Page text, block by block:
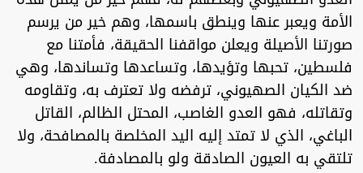
الأمة ويعبر عنها وينطق باسمها، وهم خير من يرسم
صورتنا الأصيلة ويعلن مواقفنا الحقيقة، فأمتنا مع
فلسطين، تحبها وتؤيدها، وتساعدها وتساندها، وهي
ضد الكيان الصهيوني، ترفضه ولا تعترف به، وتقاومه
وتقاتله، فهو العدو الغاصب، المحتل الظالم، القاتل
الباغي، الذي لا تمتد إليه اليد المخلصة بالمصافحة، ولا
تلتقي به العيون الصادقة ولو بالمصادفة.